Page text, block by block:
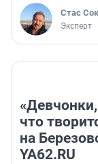
Стас
Эксперт
что
на
YA62.RU